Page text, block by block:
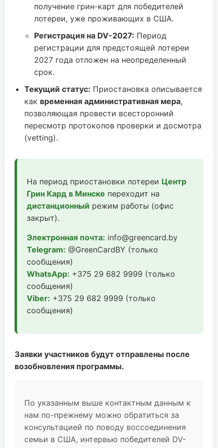
получение грин-карт для победителей
лотереи, уже проживающих в США.
Регистрация на DV-2027: Период
регистрации для предстоящей лотереи
2027 года отложен на неопределенный
срок.
Текущий статус: Приостановка описывается
как временная административная мера,
позволяющая провести всесторонний
пересмотр протоколов проверки и досмотра
(vetting).
На период приостановки лотереи Центр
Грин Кард в Минске переходит на
дистанционный режим работы (офис
закрыт).
Электронная почта: info@greencard.by
Telegram: @GreenCardBY (только
сообщения)
WhatsApp: +375 29 682 9999 (только
сообщения)
Viber: +375 29 682 9999 (только
сообщения)
Заявки участников будут отправлены после
возобновления программы.
По указанным выше контактным данным к
нам по-прежнему можно обратиться за
консультацией по поводу воссоединения
семьи в США, интервью победителей DV-